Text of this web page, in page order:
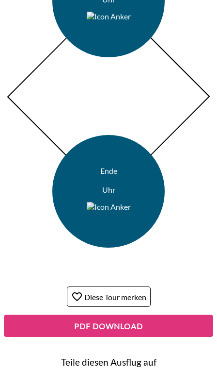
Ende
Uhr
favorite_border Diese Tour merken
PDF DOWNLOAD
Teile diesen Ausflug auf